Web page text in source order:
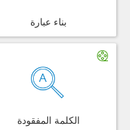
بناء عبارة
الكلمة المفقودة